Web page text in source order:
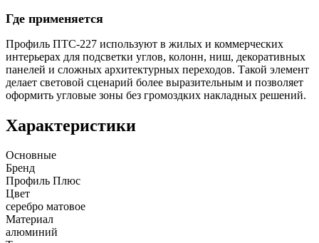
Где применяется
Профиль ПТС-227 используют в жилых и коммерческих
интерьерах для подсветки углов, колонн, ниш, декоративных
панелей и сложных архитектурных переходов. Такой элемент
делает световой сценарий более выразительным и позволяет
оформить угловые зоны без громоздких накладных решений.
Характеристики
Основные
Бренд
Профиль Плюс
Цвет
серебро матовое
Материал
алюминий